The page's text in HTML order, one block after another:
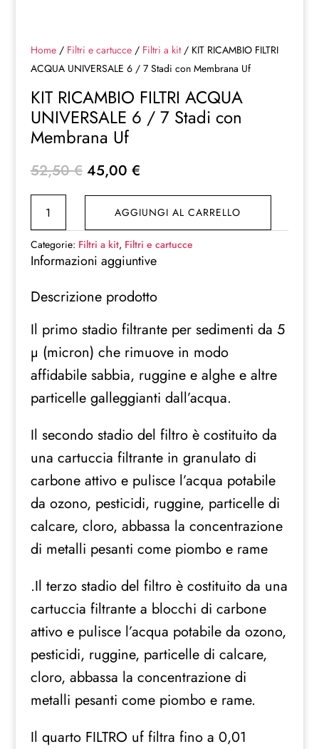
Home/ Filtri e cartucce/ Filtri a kit/ KIT RICAMBIO FILTRI
ACQUA UNIVERSALE 6 / 7 Stadi con Membrana Uf
KIT RICAMBIO FILTRI ACQUA
UNIVERSALE 6 / 7 Stadi con
Membrana Uf
52,50€ Il
originale
era:
52,50 €.
45,00 €Il
attuale
è:
45,00 €.
RICAMBIO
FILTRI
ACQUA
6
7
Stadi
con
Membrana
Uf
quantità
AGGIUNGI AL CARRELLO
Categorie: Filtri a kit, Filtri e cartucce
Informazioni aggiuntive
Descrizione prodotto
Il primo stadio filtrante per sedimenti da 5
µ (micron) che rimuove in modo
affidabile sabbia, ruggine e alghe e altre
particelle galleggianti dall’acqua.
Il secondo stadio del filtro è costituito da
una cartuccia filtrante in granulato di
carbone attivo e pulisce l’acqua potabile
da ozono, pesticidi, ruggine, particelle di
calcare, cloro, abbassa la concentrazione
di metalli pesanti come piombo e rame
.Il terzo stadio del filtro è costituito da una
cartuccia filtrante a blocchi di carbone
attivo e pulisce l’acqua potabile da ozono,
pesticidi, ruggine, particelle di calcare,
cloro, abbassa la concentrazione di
metalli pesanti come piombo e rame.
Il quarto FILTRO uf filtra fino a 0,01